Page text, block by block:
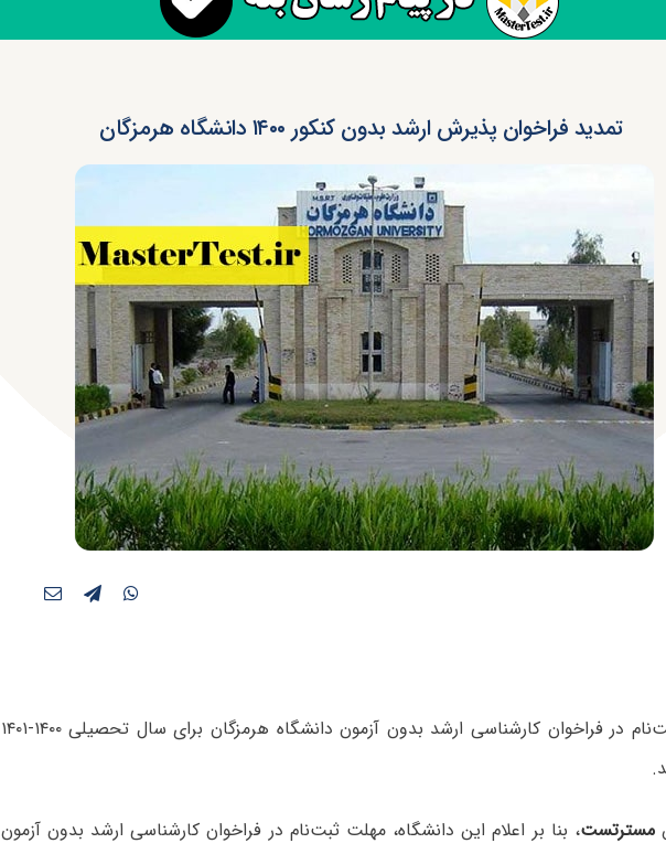
تمدید فراخوان پذیرش ارشد بدون کنکور ۱۴۰۰ دانشگاه هرمزگان
مهلت ثبت‌نام در فراخوان کارشناسی ارشد بدون آزمون دانشگاه هرمزگان برای سال تحصیلی ۱۴۰۰-۱۴۰۱
مسترتست، بنا بر اعلام این دانشگاه، مهلت ثبت‌نام در فراخوان کارشناسی ارشد بدون آزمون